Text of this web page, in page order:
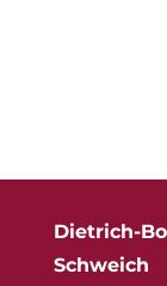
Dietrich-
Schweich